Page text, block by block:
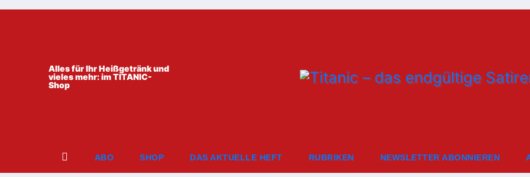
Zum
Alles für Ihr Heißgetränk und
vieles mehr: im TITANIC-
Shop
ABO SHOP DAS AKTUELLE HEFT RUBRIKEN NEWSLETTER ABONNIEREN